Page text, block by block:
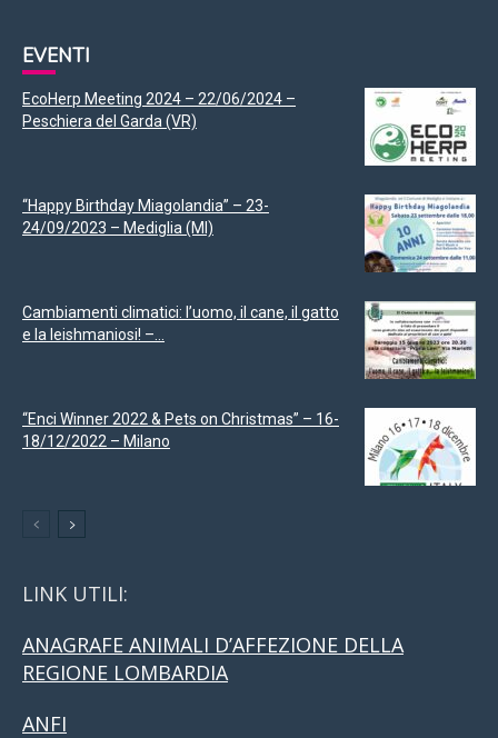
EVENTI
EcoHerp Meeting 2024 – 22/06/2024 –
Peschiera del Garda (VR)
“Happy Birthday Miagolandia” – 23-
24/09/2023 – Mediglia (MI)
Cambiamenti climatici: l’uomo, il cane, il gatto
e la leishmaniosi! –...
“Enci Winner 2022 & Pets on Christmas” – 16-
18/12/2022 – Milano
LINK UTILI:
ANAGRAFE ANIMALI D’AFFEZIONE DELLA
REGIONE LOMBARDIA
ANFI